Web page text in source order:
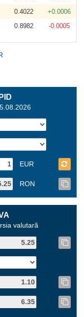
0.4022
+0.0006
0.8982 -0.0005
EUR
RON
valutară